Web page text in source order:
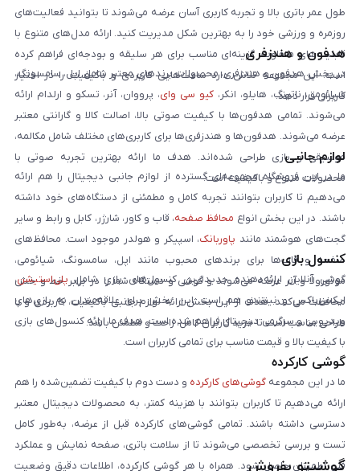
طول عمر باتری بالا و تجربه کاربری آسان عرضه می‌شوند تا بتوانید فعالیت‌های
روزمره و ورزشی خود را به بهترین شکل مدیریت کنید. ارائه مدل‌های متنوع با
قابلیت‌های متفاوت، گزینه‌ای مناسب برای هر سلیقه و بودجه‌ای فراهم کرده
است. این مجموعه تلاش دارد ساعت‌هایی کاربردی و باکیفیت را در اختیار
کاربران قرار دهد.
هدفون و هندزفری
در بخش هدفون و هندزفری، محصولات برندهای معتبر شامل اپل، سامسونگ،
شیائومی، ناتینگ، هایلو، انکر، کیو سی وای، پرووان، آنر، تسکو و ارلدام ارائه
می‌شوند. تمامی هدفون‌ها با کیفیت صوتی بالا، اصالت کالا و گارانتی معتبر
عرضه می‌شوند. هدفون‌ها و هندزفری‌ها برای کاربری‌های مختلف شامل مکالمه،
موسیقی و بازی طراحی شده‌اند. هدف ما ارائه بهترین تجربه صوتی با
محصولات متنوع و باکیفیت است.
لوازم جانبی
ما در این فروشگاه مجموعه‌ای گسترده از لوازم جانبی دیجیتال را هم ارائه
می‌دهیم تا کاربران بتوانند تجربه کامل و مطمئنی از دستگاه‌های خود داشته
باشند. در این بخش انواع محافظ صفحه، قاب و کاور، شارژر، کابل و رابط و سایر
گجت‌های هوشمند مانند پاوربانک، اسپیکر و هولدر موجود است. محافظ‌های
صفحه و قاب‌ها برای برندهای محبوب مانند اپل، سامسونگ، شیائومی،
موتورولا و آنر عرضه می‌شوند و گوشی و دستگاه شما را در برابر خط و خش
محافظت می‌کنند. هدف از این بخش ارائه لوازم جانبی باکیفیت، کاربردی و با
طراحی مناسب است تا خرید کاربران کامل، راحت و مطمئن باشد.
کنسول بازی
گوشی آنلاین ارائه‌دهنده جدیدترین کنسول‌های بازی شامل پلی‌استیشن،
ایکس‌باکس و نینتندو هم است. این بخش برای علاقه‌مندان به بازی‌های
ویدیویی و سرگرمی دیجیتال فراهم شده است. هدف ما ارائه کنسول‌های بازی
با کیفیت بالا و قیمت مناسب برای تمامی کاربران است.
گوشی کارکرده
ما در این مجموعه گوشی‌های کارکرده و دست دوم با کیفیت تضمین‌شده را هم
ارائه می‌دهیم تا کاربران بتوانند با هزینه کمتر، به محصولات دیجیتال معتبر
دسترسی داشته باشند. تمامی گوشی‌های کارکرده قبل از عرضه، به‌طور کامل
تست و بررسی تخصصی می‌شوند تا از سلامت باتری، صفحه نمایش و عملکرد
فنی اطمینان حاصل شود. همراه با هر گوشی کارکرده، اطلاعات دقیق وضعیت
گوشیتو بفروش